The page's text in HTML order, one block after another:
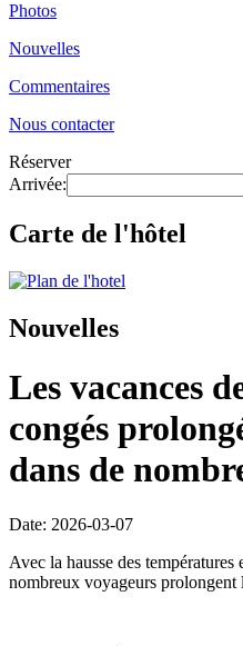
Photos
Nouvelles
Commentaires
Nous contacter
Réserver
Arrivée:
Carte de l'hôtel
Nouvelles
Les vacances
congés
dans de
Date: 2026-03-07
Avec la hausse des
nombreux voyageurs prolongent